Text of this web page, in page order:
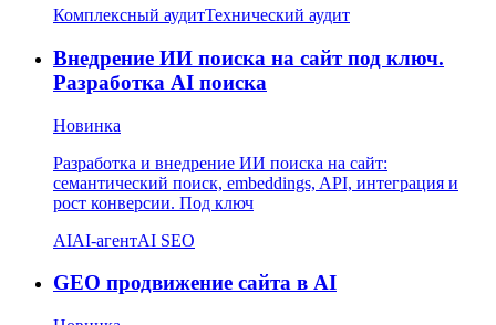
Комплексный аудитТехнический аудит
Внедрение ИИ поиска на сайт под ключ.
Разработка AI поиска
Новинка
Разработка и внедрение ИИ поиска на сайт:
семантический поиск, embeddings, API, интеграция и
рост конверсии. Под ключ
AIAI-агентAI SEO
GEO продвижение сайта в AI